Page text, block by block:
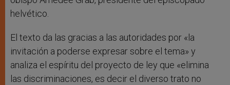
helvético.
El texto da las gracias a las autoridades por «la
invitación a poderse expresar sobre el tema» y
analiza el espíritu del proyecto de ley que «elimina
las discriminaciones, es decir el diverso trato no